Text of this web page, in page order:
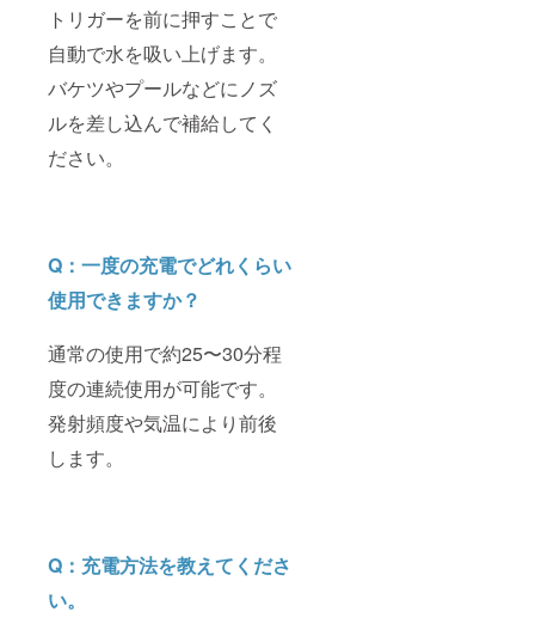
トリガーを前に押すことで
自動で水を吸い上げます。
バケツやプールなどにノズ
ルを差し込んで補給してく
ださい。
Q：一度の充電でどれくらい
使用できますか？
通常の使用で約25〜30分程
度の連続使用が可能です。
発射頻度や気温により前後
します。
Q：充電方法を教えてくださ
い。